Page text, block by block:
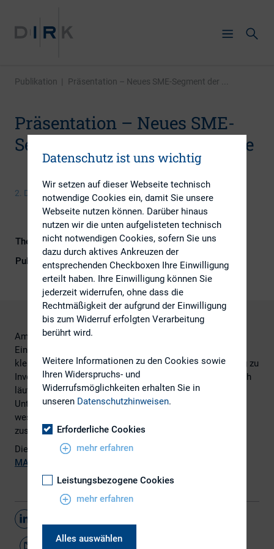
Publikation | Präsentation – Neues SME-Segment der ...
Präsentation – Neues SME-
Segment der Deutschen Börse
2. Dezember 2016
Themengebiete
Investoren, IR-Kompetenz
Publikationsform
Externe Publikationen
Am 21. November 2016 kündigte die Deutsche Börse die
Einführung eines neuen Segments an mit dem Ziel,
kleineren und mittleren Unternehmen (SMEs) den Zugang zu
Investoren und Wachstumskapital zu verbessern. Zugleich
läutet sie das Ende des Entry-Standards ein, in dem 141
Unternehmen und 58 Anleihen gelistet sind. Die
wesentlichen Punkte sind in einer Präsentation
zusammengestellt.
Die Präsentation finden Siehier
MATHEE GmbH
Datenschutz ist uns wichtig
Wir setzen auf dieser Webseite technisch
notwendige Cookies ein, damit Sie unsere
Webseite nutzen können. Darüber hinaus
nutzen wir die unten aufgelisteten technisch
nicht notwendigen Cookies, sofern Sie uns
dazu durch aktives Ankreuzen der
entsprechenden Checkboxen Ihre Einwilligung
erteilt haben. Ihre Einwilligung können Sie
jederzeit widerrufen, ohne dass die
Rechtmäßigkeit der aufgrund der Einwilligung
bis zum Widerruf erfolgten Verarbeitung
berührt wird.
Weitere Informationen zu den Cookies sowie
Ihren Widerspruchs- und
Widerrufsmöglichkeiten erhalten Sie in
unseren Datenschutzhinweisen.
Erforderliche Cookies
mehr erfahren
Leistungsbezogene Cookies
mehr erfahren
Alles auswählen